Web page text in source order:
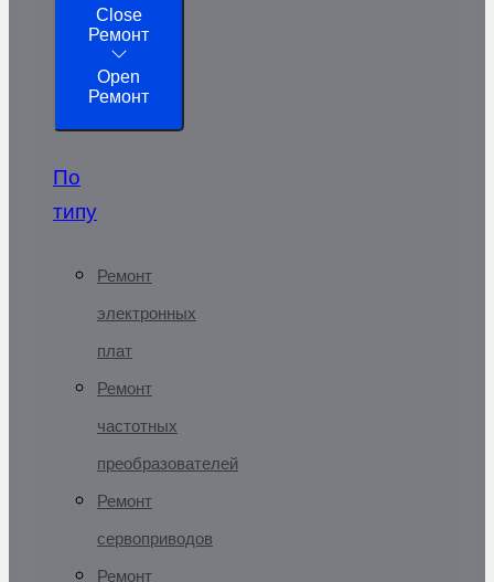
Close
Ремонт
Open
Ремонт
По
типу
Ремонт
электронных
плат
Ремонт
частотных
преобразователей
Ремонт
сервоприводов
Ремонт